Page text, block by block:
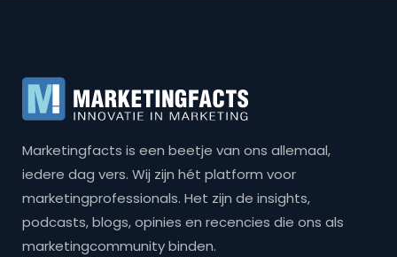
Marketingfacts is een beetje van ons allemaal,
iedere dag vers. Wij zijn hét platform voor
marketingprofessionals. Het zijn de insights,
podcasts, blogs, opinies en recencies die ons als
marketingcommunity binden.